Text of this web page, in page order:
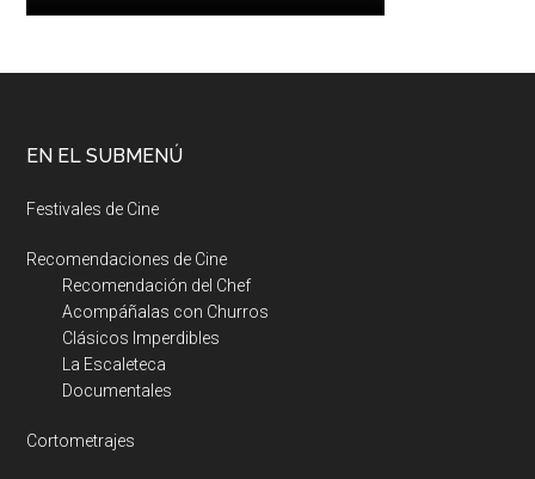
EN EL SUBMENÚ
Festivales de Cine
Recomendaciones de Cine
Recomendación del Chef
Acompáñalas con Churros
Clásicos Imperdibles
La Escaleteca
Documentales
Cortometrajes